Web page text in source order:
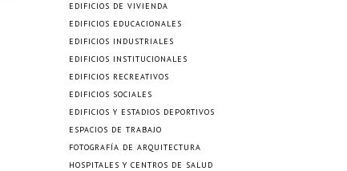
EDIFICIOS DE VIVIENDA
EDIFICIOS EDUCACIONALES
EDIFICIOS INDUSTRIALES
EDIFICIOS INSTITUCIONALES
EDIFICIOS RECREATIVOS
EDIFICIOS SOCIALES
EDIFICIOS Y ESTADIOS DEPORTIVOS
ESPACIOS DE TRABAJO
FOTOGRAFÍA DE ARQUITECTURA
HOSPITALES Y CENTROS DE SALUD